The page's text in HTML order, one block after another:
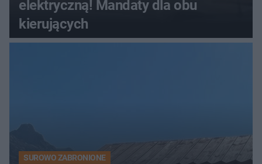
elektryczną! Mandaty dla obu
kierujących
SUROWO ZABRONIONE